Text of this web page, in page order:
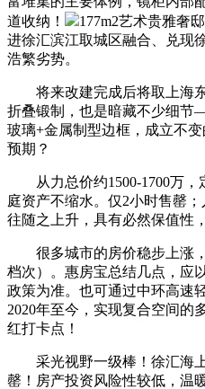
道收纳！
177m2艺术贵雅奢
进徐汇滨江取城区融合、兑现
浩繁劣势。
将来改建完成后将取上海东
折叠锻制，也是暗藏不少细
玻璃+金属制型边框，成立不
预期？
从力总价约1500-1700万，
庭资产不缩水。仅2小时售罄
往随之上升，具有必然保值性
很多城市的房价稳步上涨，
档次）。惠房宝总结几点，应
政策为准。也可通过中环高速
2020年至今，实现复合空间的
红打卡点！
采光视野一级棒！徐汇海上
罄！房产投资风险性较低，温